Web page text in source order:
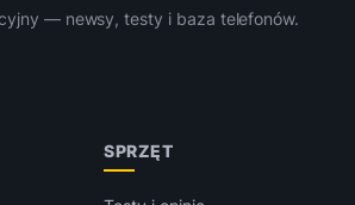
— newsy, testy i baza telefonów.
SPRZĘT